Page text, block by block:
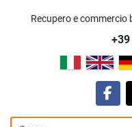
Recupero e commercio